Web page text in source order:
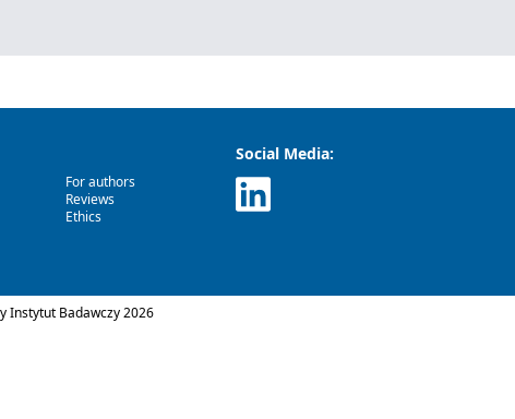
For authors
Reviews
Ethics
Social Media:
Instytut Badawczy 2026